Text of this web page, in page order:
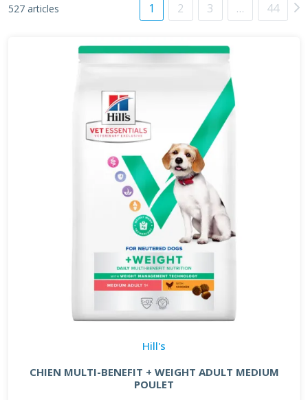
527 articles 1 2 3 … 44
Hill's
CHIEN MULTI-BENEFIT + WEIGHT ADULT MEDIUM
POULET